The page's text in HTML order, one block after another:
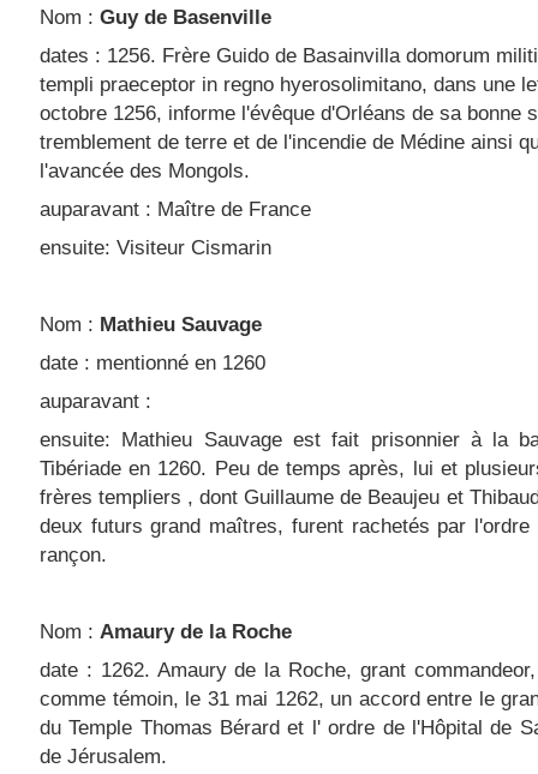
Nom : Guy de Basenville
dates : 1256. Frère Guido de Basainvilla domorum
templi praeceptor in regno hyerosolimitano, dans une
octobre 1256, informe l'évêque d'Orléans de sa bonne
tremblement de terre et de l'incendie de Médine ainsi
l'avancée des Mongols.
auparavant : Maître de France
ensuite: Visiteur Cismarin
Nom : Mathieu Sauvage
date : mentionné en 1260
auparavant :
ensuite: Mathieu Sauvage est fait prisonnier à la
Tibériade en 1260. Peu de temps après, lui et
frères templiers , dont Guillaume de Beaujeu et
deux futurs grand maîtres, furent rachetés par l'ordre
rançon.
Nom : Amaury de la Roche
date : 1262. Amaury de la Roche, grant
comme témoin, le 31 mai 1262, un accord entre le
du Temple Thomas Bérard et l' ordre de l'Hôpital de
de Jérusalem.